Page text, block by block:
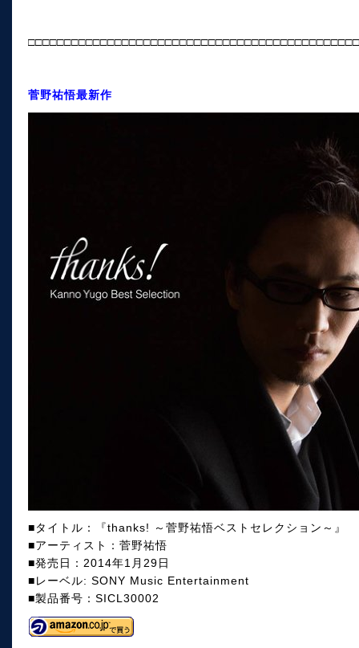
菅野祐悟最新作
■タイトル：『thanks! ～菅野祐悟ベストセレクション～』
■アーティスト：菅野祐悟
■発売日：2014年1月29日
■レーベル: SONY Music Entertainment
■製品番号：SICL30002